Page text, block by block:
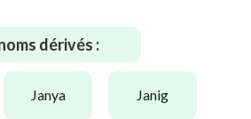
dérivés :
janya janig